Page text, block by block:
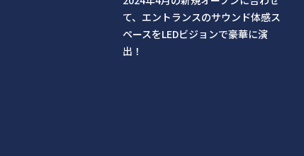
て、エントランスのサウンド体感ス
ペースをLEDビジョンで豪華に演
出！